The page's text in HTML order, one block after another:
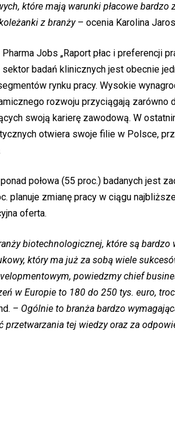
które mają warunki płacowe
z branży – ocenia Karolina
Jobs „Raport płac i preferencji
badań klinicznych jest obecnie
rynku pracy. Wysokie
rozwoju przyciągają zarówno
swoją karierę zawodową. W
otwiera swoje filie w Polsce,
połowa (55 proc.) badanych jest
planuje zmianę pracy w ciągu
oferta.
biotechnologicznej, które są bardzo
który ma już za sobą wiele
powiedzmy chief
w Europie to 180 do 250 tys. euro,
– Ogólnie to branża bardzo
przetwarzania tej wiedzy oraz za